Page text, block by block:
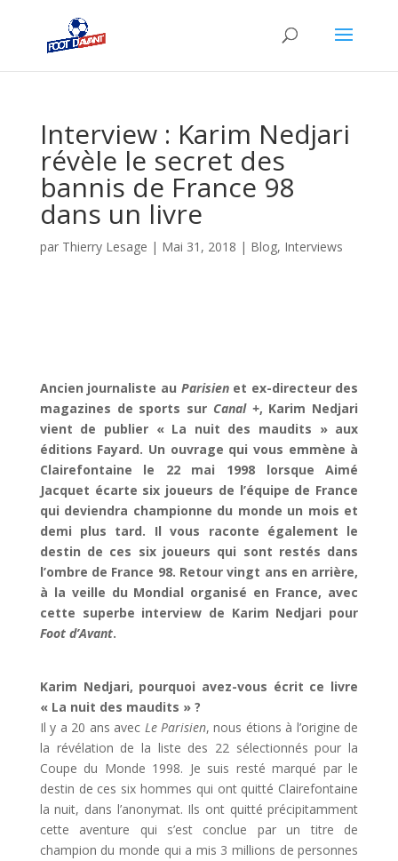
Interview : Karim Nedjari
révèle le secret des
bannis de France 98
dans un livre
par Thierry Lesage | Mai 31, 2018 | Blog, Interviews
Ancien journaliste au Parisienet ex-directeur des
magazines de sports sur Canal +, Karim Nedjari
vient de publier « La nuit des maudits » aux
éditions Fayard. Un ouvrage qui vous emmène à
Clairefontaine le 22 mai 1998 lorsque Aimé
Jacquet écarte six joueurs de l’équipe de France
qui deviendra championne du monde un mois et
demi plus tard. Il vous raconte également le
destin de ces six joueurs qui sont restés dans
l’ombre de France 98. Retour vingt ans en arrière,
à la veille du Mondial organisé en France, avec
cette superbe interview de Karim Nedjari pour
Foot d’Avant.
Karim Nedjari, pourquoi avez-vous écrit ce livre
« La nuit des maudits » ?
Il y a 20 ans avec Le Parisien, nous étions à l’origine de
la révélation de la liste des 22 sélectionnés pour la
Coupe du Monde 1998. Je suis resté marqué par le
destin de ces six hommes qui ont quitté Clairefontaine
la nuit, dans l’anonymat. Ils ont quitté précipitamment
cette aventure qui s’est conclue par un titre de
champion du monde qui a mis 3 millions de personnes